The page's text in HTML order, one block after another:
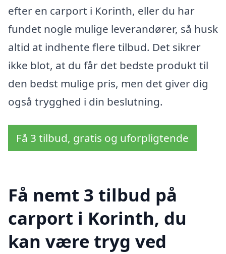
efter en carport i Korinth, eller du har
fundet nogle mulige leverandører, så husk
altid at indhente flere tilbud. Det sikrer
ikke blot, at du får det bedste produkt til
den bedst mulige pris, men det giver dig
også trygghed i din beslutning.
Få 3 tilbud, gratis og uforpligtende
Få nemt 3 tilbud på
carport i Korinth, du
kan være tryg ved